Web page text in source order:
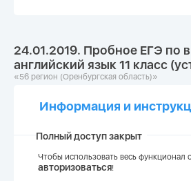
24.01.2019. Пробное ЕГЭ по
английский язык 11 класс
«56 регион (Оренбургская область)»
Информация и
Полный доступ закрыт
Чтобы использовать весь функционал
авторизоваться!